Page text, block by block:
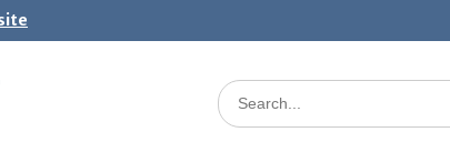
Search
for: